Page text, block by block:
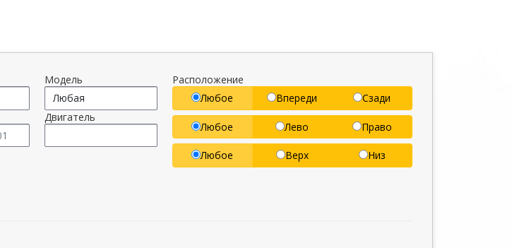
Модель
Двигатель
Расположение
Любое
Впереди Сзади
Любое Лево Право
Любое Верх Низ